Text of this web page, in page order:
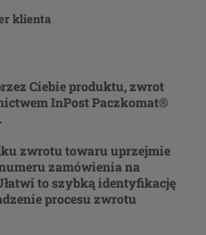
klienta
Ciebie produktu, zwrot
InPost Paczkomat®
zwrotu towaru uprzejmie
zamówienia na
to szybką identyfikację
procesu zwrotu